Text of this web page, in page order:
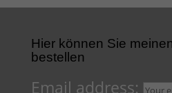
Hier können Sie
bestellen
Email address: